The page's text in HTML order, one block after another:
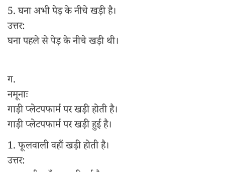
5. घना अभी पेड़ के नीचे खड़ी है।
उत्तर:
घना पहले से पेड़ के नीचे खड़ी थी।
ग.
नमूनाः
गाड़ी प्लेटपफार्म पर खड़ी होती है।
गाड़ी प्लेटपफार्म पर खड़ी हुई है।
1. फूलवाली वहाँ खड़ी होती है।
उत्तर: